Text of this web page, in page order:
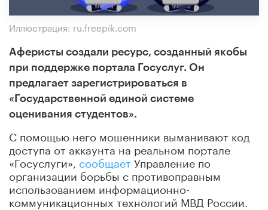
Иллюстрация: ru.freepik.com
Аферисты создали ресурс, созданный якобы
при поддержке портала Госуслуг. Он
предлагает зарегистрироваться в
«Государственной единой системе
оценивания студентов».
С помощью него мошенники выманивают код
доступа от аккаунта на реальном портале
«Госуслуги», сообщаетУправление по
организации борьбы с противоправным
использованием информационно-
коммуникационных технологий МВД России.